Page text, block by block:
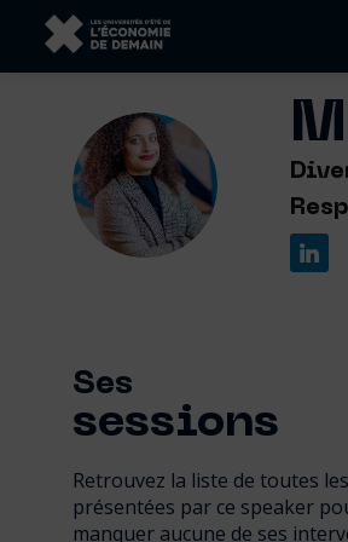
MM
Ses
sessions
Retrouvez la liste de toutes
présentées par ce speaker
manquer aucune de ses